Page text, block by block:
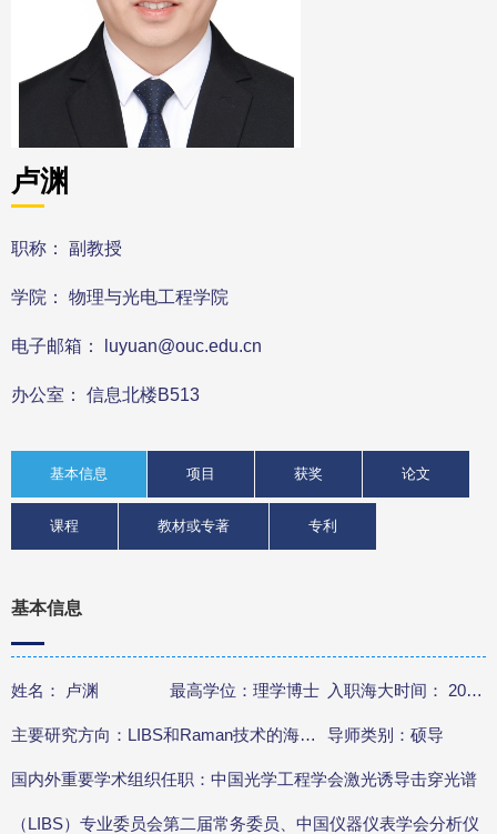
卢渊
职称： 副教授
学院： 物理与光电工程学院
电子邮箱： luyuan@ouc.edu.cn
办公室： 信息北楼B513
基本信息 项目 获奖 论文
课程 教材或专著 专利
基本信息
姓名： 卢渊 最高学位：理学博士 入职海大时间： 2013.8.16
主要研究方向：LIBS和Raman技术的海洋应用 导师类别：硕导
国内外重要学术组织任职：中国光学工程学会激光诱导击穿光谱
（LIBS）专业委员会第二届常务委员、中国仪器仪表学会分析仪